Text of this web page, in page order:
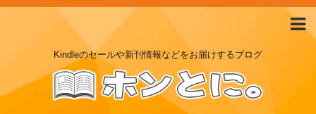
Kindleのセールや新刊情報などをお届けするブログ